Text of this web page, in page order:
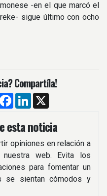
-en el que marcó el
sigue último con ocho
Compartíla!
Facebook
LinkedIn
esta noticia
opiniones en relación a
web. Evita los
para fomentar un
se sientan cómodos y